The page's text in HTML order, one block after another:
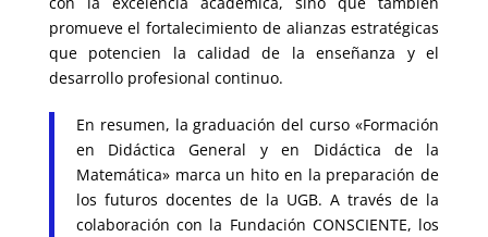
promueve el fortalecimiento de alianzas estratégicas
que potencien la calidad de la enseñanza y el
desarrollo profesional continuo.
En resumen, la graduación del curso «Formación
en Didáctica General y en Didáctica de la
Matemática» marca un hito en la preparación de
los futuros docentes de la UGB. A través de la
colaboración con la Fundación CONSCIENTE, los